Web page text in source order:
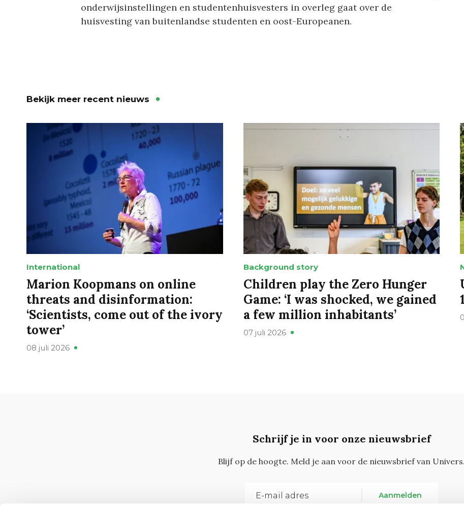
onderwijsinstellingen en studentenhuisvesters in overleg gaat over de
huisvesting van buitenlandse studenten en oost-Europeanen.
Bekijk meer recent nieuws
International
Marion Koopmans on online
threats and disinformation:
‘Scientists, come out of the ivory
tower’
08 juli 2026
Background story
Children play the Zero Hunger
Game: ‘I was shocked, we gained
a few million inhabitants’
07 juli 2026
Schrijf je in voor onze nieuwsbrief
Blijf op de hoogte. Meld je aan voor de nieuwsbrief van Univers.
Aanmelden